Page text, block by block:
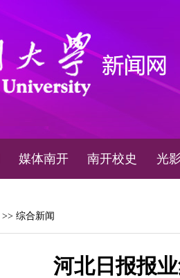
媒体南开 南开校史 光
>> 综合新闻
河北日报报